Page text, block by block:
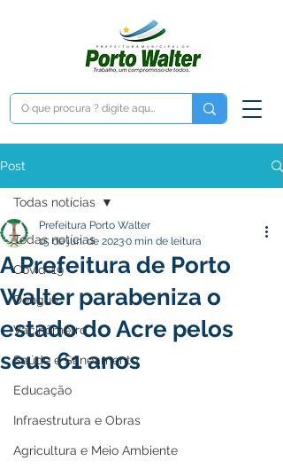
Post
Todas notícias
Covid-19
Dengue
Vacinômetro
Saúde e Saneamento
Educação
Infraestrutura e Obras
Agricultura e Meio Ambiente
Todas notícias
A Prefeitura de Porto
Walter parabeniza o
estado do Acre pelos
seus 61 anos
Prefeitura Porto Walter
15 de jun. de 20230 min de leitura